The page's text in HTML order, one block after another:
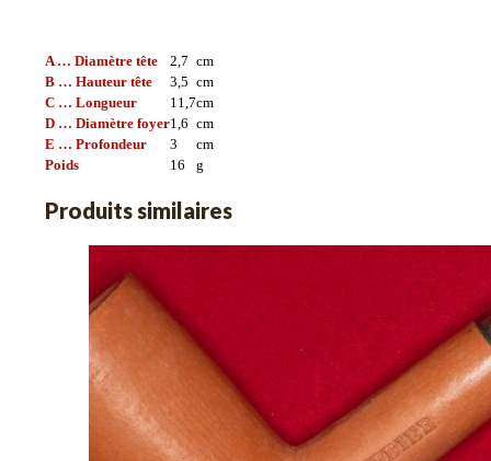
A … Diamètre tête 2,7 cm
B … Hauteur tête
3,5 cm
C … Longueur
11,7cm
D … Diamètre foyer1,6 cm
E … Profondeur
3
cm
Poids
16 g
Produits similaires